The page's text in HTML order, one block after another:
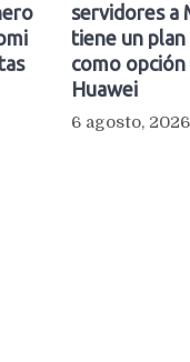
servidores a
tiene un
como
Huawei
6 agosto, 2026